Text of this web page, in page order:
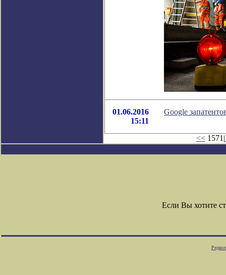
01.06.2016
15:11
Google
<<1571|
Если Вы хотите